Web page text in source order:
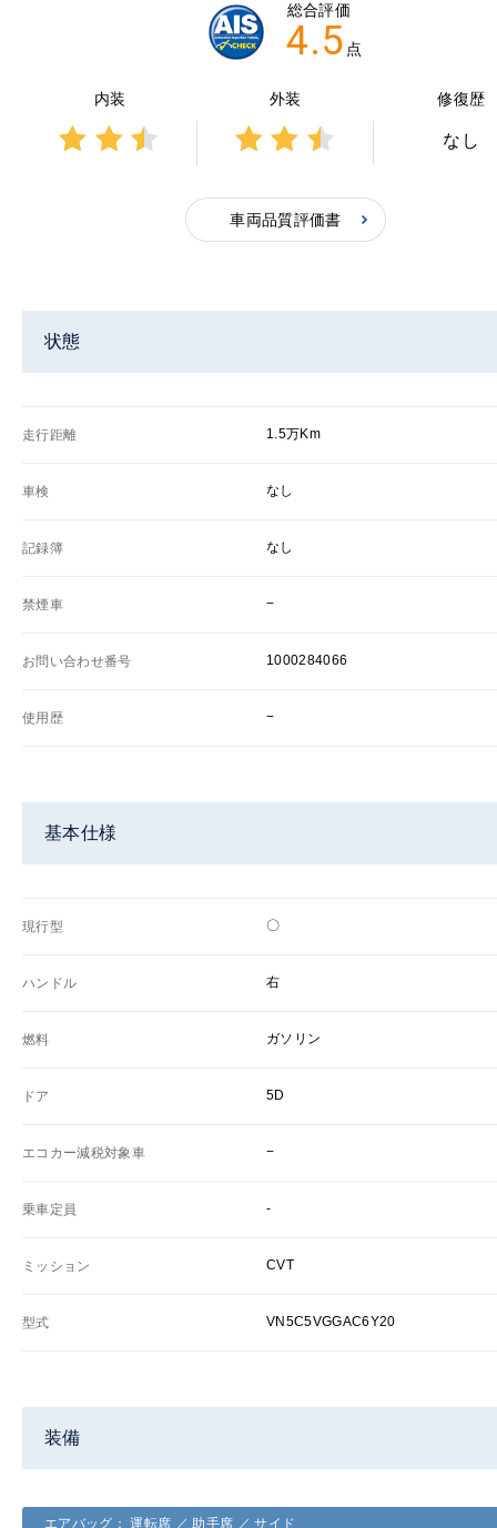
総合評価
4.5 点
内装 外装
2.5点
の評
修復歴
なし
車両品質評価書
状態
走行距離 1.5万Km
車検 なし
記録簿 なし
禁煙車 −
お問い合わせ番号 1000284066
使用歴 −
基本仕様
現行型 〇
ハンドル 右
燃料 ガソリン
ドア 5D
エコカー減税対象車 −
乗車定員 -
ミッション CVT
型式 VN5C5VGGAC6Y20
装備
エアバッグ： 運転席 ／ 助手席 ／ サイド